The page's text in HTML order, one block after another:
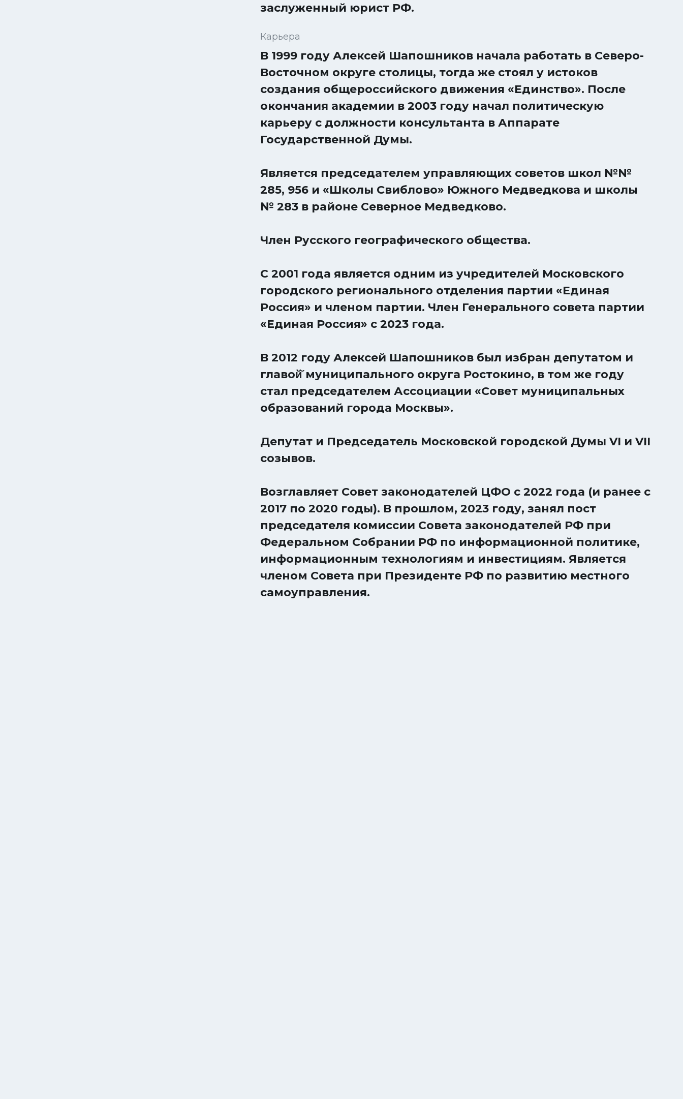
заслуженный юрист РФ.
Карьера
В 1999 году Алексей Шапошников начала работать в Северо-
Восточном округе столицы, тогда же стоял у истоков
создания общероссийского движения «Единство». После
окончания академии в 2003 году начал политическую
карьеру с должности консультанта в Аппарате
Государственной Думы.
Является председателем управляющих советов школ №№
285, 956 и «Школы Свиблово» Южного Медведкова и школы
№ 283 в районе Северное Медведково.
Член Русского географического общества.
С 2001 года является одним из учредителей Московского
городского регионального отделения партии «Единая
Россия» и членом партии. Член Генерального совета партии
«Единая Россия» с 2023 года.
В 2012 году Алексей Шапошников был избран депутатом и
главой̆ муниципального округа Ростокино, в том же году
стал председателем Ассоциации «Совет муниципальных
образований города Москвы».
Депутат и Председатель Московской городской Думы VI и VII
созывов.
Возглавляет Совет законодателей ЦФО с 2022 года (и ранее с
2017 по 2020 годы). В прошлом, 2023 году, занял пост
председателя комиссии Совета законодателей РФ при
Федеральном Собрании РФ по информационной политике,
информационным технологиям и инвестициям. Является
членом Совета при Президенте РФ по развитию местного
самоуправления.